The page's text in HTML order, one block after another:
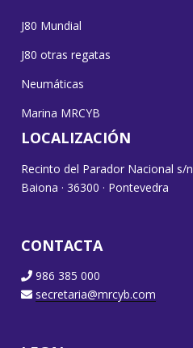
J80 Mundial
J80 otras regatas
Neumáticas
Marina MRCYB
LOCALIZACIÓN
Recinto del Parador Nacional s/n
Baiona · 36300 · Pontevedra
CONTACTA
986 385 000
secretaria@mrcyb.com